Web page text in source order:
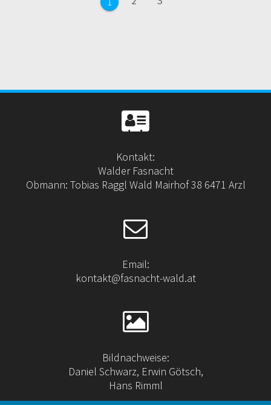
Kontakt:
Walder Fasnacht
Obmann: Tobias Raggl Wald Mairhof 38 6471 Arzl
Email:
kontakt@fasnacht-wald.at
Bildnachweise:
Daniel Schwarz, Erwin Götsch,
Hans Rimml